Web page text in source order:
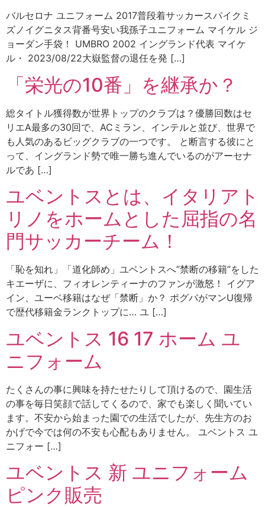
バルセロナ ユニフォーム 2017普段着サッカースパイクミ
ズノイグニタス背番号安い我孫子ユニフォーム マイケル ジ
ョーダン手袋！ UMBRO 2002 イングランド代表 マイケ
ル・ 2023/08/22大嶽監督の退任を発 […]
「栄光の10番」を継承か？
総タイトル獲得数が世界トップのクラブは？優勝回数はセ
リエA最多の30回で、ACミラン、インテルと並び、世界で
も人気のあるビッグクラブの一つです。 と断言する彼にと
って、イングランド勢で唯一勝ち進んでいるのがアーセナ
ルであ […]
ユベントスとは、イタリアト
リノをホームとした屈指の名
門サッカーチーム！
「恥を知れ」「道化師め」ユベントスへ”禁断の移籍”をした
キエーザに、フィオレンティーナのファンが激怒！ イグア
イン、ユーベ移籍はなぜ「禁断」か？ ポグバがマンU復帰
で歴代移籍金ランクトップに… ユ […]
ユベントス 16 17 ホーム ユ
ニフォーム
たくさんの事に興味を持たせたりして頂けるので、園生活
の事を毎日笑顔で話してくるので、家でも楽しく聞いてい
ます。不安から始まった園での生活でしたが、先生方のお
かげで今では何の不安も心配もありません。 ユベントス ユ
ニフォー […]
ユベントス 新 ユニフォーム
ピンク販売